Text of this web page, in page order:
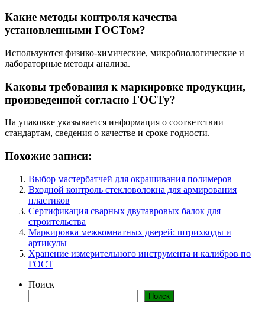
Какие методы контроля качества
установленными ГОСТом?
Используются физико-химические, микробиологические и
лабораторные методы анализа.
Каковы требования к маркировке продукции,
произведенной согласно ГОСТу?
На упаковке указывается информация о соответствии
стандартам, сведения о качестве и сроке годности.
Похожие записи:
Выбор мастербатчей для окрашивания полимеров
Входной контроль стекловолокна для армирования
пластиков
Сертификация сварных двутавровых балок для
строительства
Маркировка межкомнатных дверей: штрихкоды и
артикулы
Хранение измерительного инструмента и калибров по
ГОСТ
Поиск
Поиск